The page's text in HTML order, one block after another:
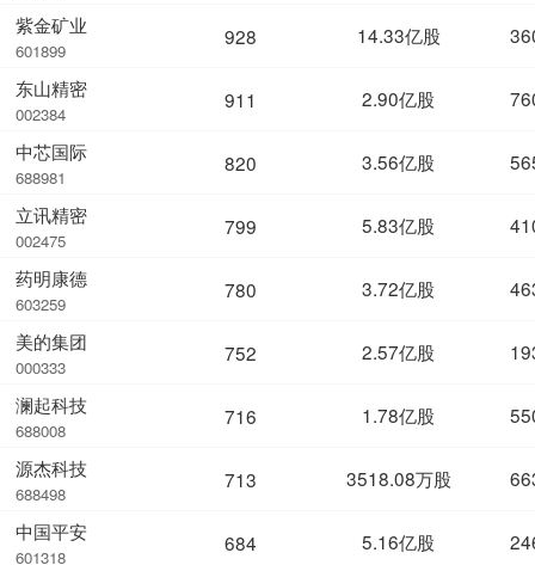
紫金矿业
601899
东山精密
002384
中芯国际
688981
立讯精密
002475
药明康德
603259
美的集团
000333
澜起科技
688008
源杰科技
688498
中国平安
601318
928 14.33亿股
911 2.90亿股
820 3.56亿股
799 5.83亿股
780 3.72亿股
752 2.57亿股
716 1.78亿股
713 3518.08万股
684 5.16亿股